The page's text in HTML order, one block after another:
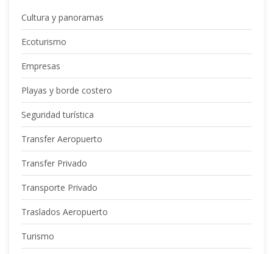
Cultura y panoramas
Ecoturismo
Empresas
Playas y borde costero
Seguridad turística
Transfer Aeropuerto
Transfer Privado
Transporte Privado
Traslados Aeropuerto
Turismo